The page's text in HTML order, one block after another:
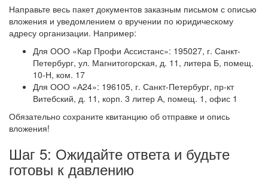
Направьте весь пакет документов заказным письмом с описью
вложения и уведомлением о вручении по юридическому
адресу организации. Например:
Для ООО «Кар Профи Ассистанс»: 195027, г. Санкт-
Петербург, ул. Магнитогорская, д. 11, литера Б, помещ.
10-Н, ком. 17
Для ООО «А24»: 196105, г. Санкт-Петербург, пр-кт
Витебский, д. 11, корп. 3 литер А, помещ. 1, офис 1
Обязательно сохраните квитанцию об отправке и опись
вложения!
Шаг 5: Ожидайте ответа и будьте
готовы к давлению